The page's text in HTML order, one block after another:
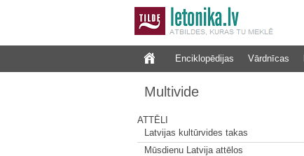
Enciklopēdijas Vārdnīcas
Multivide
ATTĒLI
Latvijas kultūrvides takas
Mūsdienu Latvija attēlos